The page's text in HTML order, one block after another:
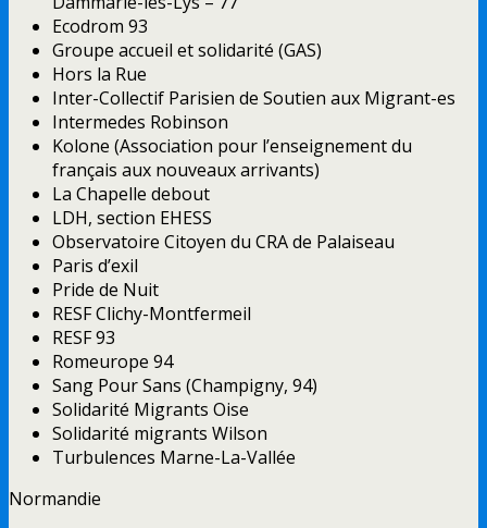
Ecodrom 93
Groupe accueil et solidarité (GAS)
Hors la Rue
Inter-Collectif Parisien de Soutien aux Migrant-es
Intermedes Robinson
Kolone (Association pour l’enseignement du
français aux nouveaux arrivants)
La Chapelle debout
LDH, section EHESS
Observatoire Citoyen du CRA de Palaiseau
Paris d’exil
Pride de Nuit
RESF Clichy-Montfermeil
RESF 93
Romeurope 94
Sang Pour Sans (Champigny, 94)
Solidarité Migrants Oise
Solidarité migrants Wilson
Turbulences Marne-La-Vallée
Normandie